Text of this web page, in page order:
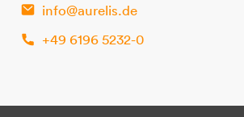
info@aurelis.de
+49 6196 5232-0